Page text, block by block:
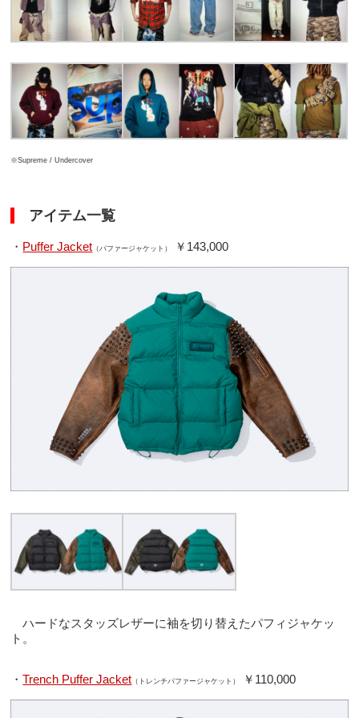
※Supreme / Undercover
アイテム一覧
・ Puffer Jacket （パファージャケット） ￥143,000
ハードなスタッズレザーに袖を切り替えたパフィジャケッ
ト。
・Trench Puffer Jacket （トレンチパファージャケット） ￥110,000